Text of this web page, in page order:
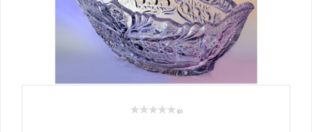
(0)